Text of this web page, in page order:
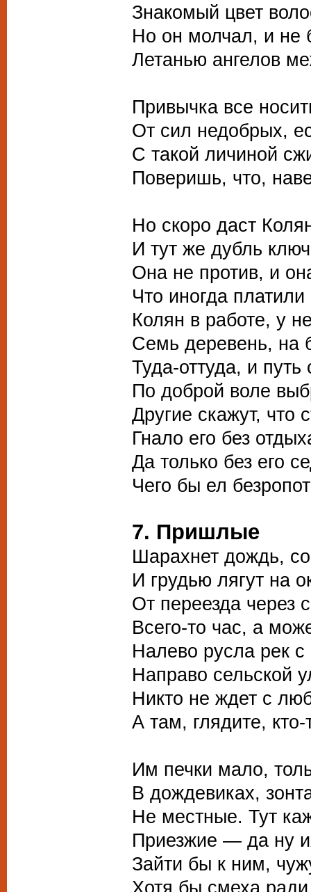
Знакомый цвет
Но он молчал, и не
Летанью ангелов
Привычка все
От сил недобрых,
С такой личиной
Поверишь, что,
Но скоро даст
И тут же дубль
Она не против, и
Что иногда
Колян в работе, у
Семь деревень, на
Туда-оттуда, и
По доброй воле
Другие скажут, что
Гнало его без
Да только без его
Чего бы ел
7. Пришлые
Шарахнет дождь,
И грудью лягут на
От переезда через
Всего-то час, а
Налево русла рек
Направо сельской
Никто не ждет с
А там, глядите,
Им печки мало,
В дождевиках,
Не местные. Тут
Приезжие — да ну
Зайти бы к ним,
Хотя бы смеха ради